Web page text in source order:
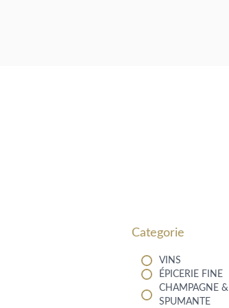
Filters
Categorie
VINS
ÉPICERIE FINE
CHAMPAGNE &
SPUMANTE